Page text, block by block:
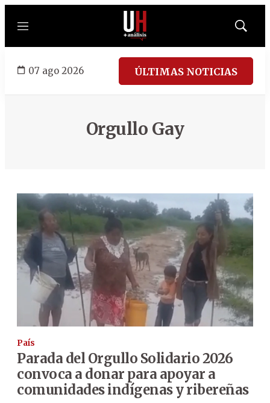
Menú
Mostrar
07 ago 2026 ÚLTIMAS NOTICIAS
Orgullo Gay
País
Parada del Orgullo Solidario 2026
convoca a donar para apoyar a
comunidades indígenas y ribereñas